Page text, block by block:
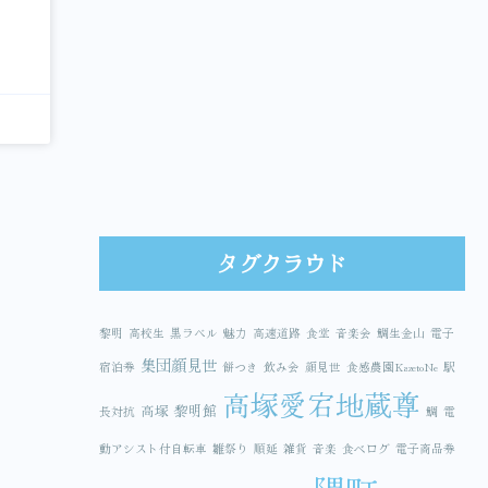
タグクラウド
黎明 高校生 黒ラベル 魅力 高速道路 食堂 音楽会 鯛生金山 電子
宿泊券 集団顔見世 餅つき 飲み会 顔見世 食感農園KazetoNe 駅
長対抗 高塚 黎明館 高塚愛宕地蔵尊 鯛 電
動アシスト付自転車 雛祭り 順延 雑貨 音楽 食べログ 電子商品券